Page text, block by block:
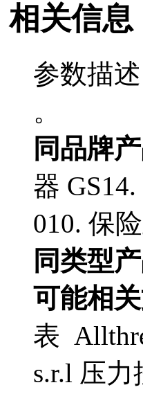
相关信息
参数描
。
同品牌产
器
010. 保
同类型产
可能相关
表
s.r.l 压